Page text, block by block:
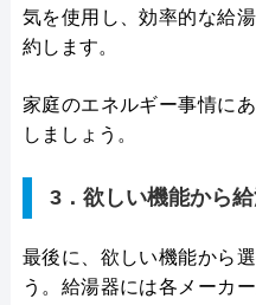
気を使用し、効率的な給
約します。
家庭のエネルギー事情に
しましょう。
3．欲しい機能から
最後に、欲しい機能から
う。給湯器には各メーカ